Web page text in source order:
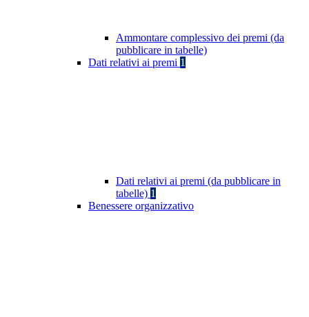
Ammontare complessivo dei premi (da
pubblicare in tabelle)
Dati relativi ai premi 1
Dati relativi ai premi (da pubblicare in
tabelle) 1
Benessere organizzativo